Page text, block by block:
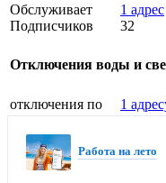
Обслуживает
Подписчиков
1 адрес
32
Отключения воды и
отключения по 1
Работа на лето